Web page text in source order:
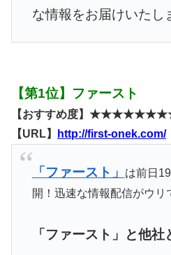
な情報をお届けいたし
【第1位】ファースト
【おすすめ度】
【URL】
http://first-onek.com/
「ファースト」
は前日
開！迅速な情報配信がウリ
「ファースト」と他社